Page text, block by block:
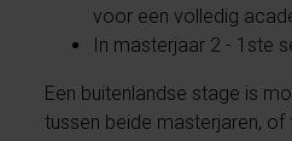
voor een volledig
In masterjaar 2 - 1ste
Een buitenlandse stage is
tussen beide masterjaren, of